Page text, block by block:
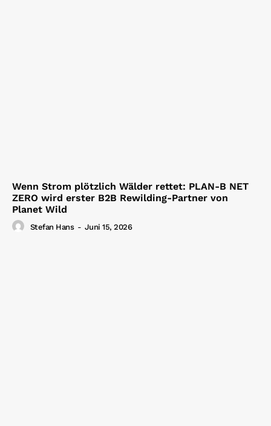
Wenn Strom plötzlich Wälder rettet: PLAN-B NET
ZERO wird erster B2B Rewilding-Partner von
Planet Wild
Stefan Hans - Juni 15, 2026